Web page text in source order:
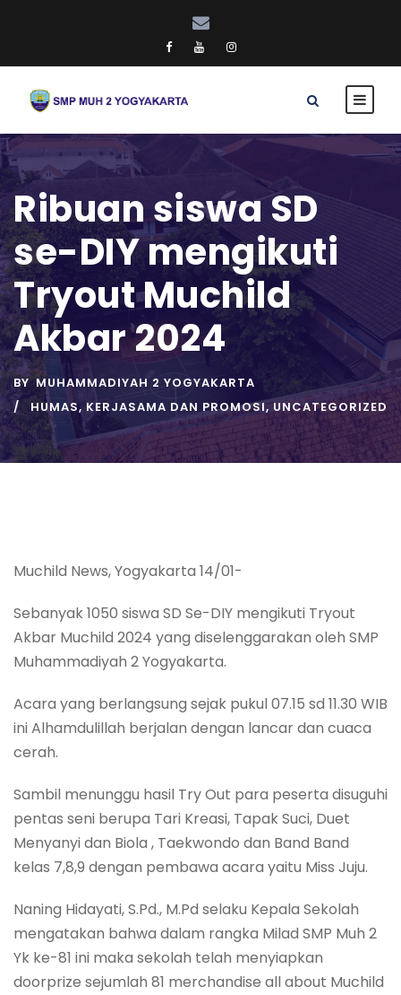
Ribuan siswa SD
se-DIY mengikuti
Tryout Muchild
Akbar 2024
BY MUHAMMADIYAH 2 YOGYAKARTA
HUMAS, KERJASAMA DAN PROMOSI, UNCATEGORIZED
Muchild News, Yogyakarta 14/01-
Sebanyak 1050 siswa SD Se-DIY mengikuti Tryout
Akbar Muchild 2024 yang diselenggarakan oleh SMP
Muhammadiyah 2 Yogyakarta.
Acara yang berlangsung sejak pukul 07.15 sd 11.30 WIB
ini Alhamdulillah berjalan dengan lancar dan cuaca
cerah.
Sambil menunggu hasil Try Out para peserta disuguhi
pentas seni berupa Tari Kreasi, Tapak Suci, Duet
Menyanyi dan Biola , Taekwondo dan Band Band
kelas 7,8,9 dengan pembawa acara yaitu Miss Juju.
Naning Hidayati, S.Pd., M.Pd selaku Kepala Sekolah
mengatakan bahwa dalam rangka Milad SMP Muh 2
Yk ke-81 ini maka sekolah telah menyiapkan
doorprize sejumlah 81 merchandise all about Muchild